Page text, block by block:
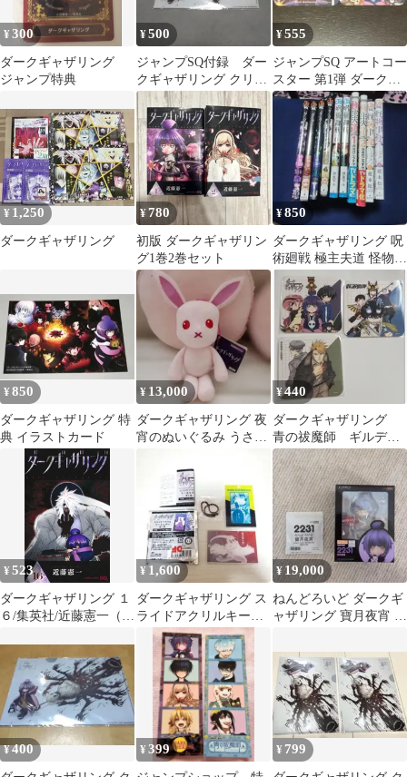
¥300
ダークギャザリング
ジャンプ特典
¥500
ジャンプSQ付録 ダー
クギャザリング クリア
ファイル
¥555
ジャンプSQ アートコー
スター 第1弾 ダークギ
ャザリング
¥ 1,250
ダークギャザリング
¥780
初版 ダークギャザリン
グ1巻2巻セット
¥850
ダークギャザリング 呪
術廻戦 極主夫道 怪物事
変 セット
¥850
ダークギャザリング 特
典 イラストカード
¥ 13,000
ダークギャザリング 夜
宵のぬいぐるみ うさぎ
¥440
ダークギャザリング
青の祓魔師 ギルデッ
ドエネミー コースタ
ー
¥523
ダークギャザリング １
６/集英社/近藤憲一（コ
¥ 1,600
ダークギャザリング ス
ライドアクリルキーホ
ルダー 第1弾 斎弄晒レ
¥ 19,000
ねんどろいど ダークギ
ャザリング 寶月夜宵 特
¥400 ¥399 ¥ 799